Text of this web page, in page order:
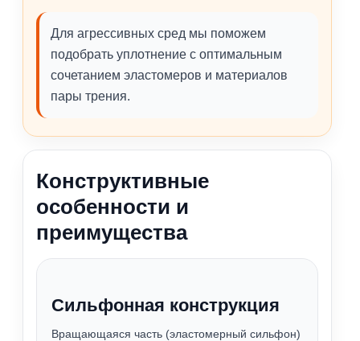
Для агрессивных сред мы поможем
подобрать уплотнение с оптимальным
сочетанием эластомеров и материалов
пары трения.
Конструктивные
особенности и
преимущества
Сильфонная конструкция
Вращающаяся часть (эластомерный сильфон)